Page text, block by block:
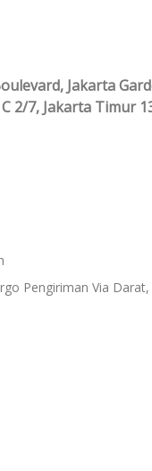
Jakarta
2/7, Jakarta Timur
Pengiriman Via